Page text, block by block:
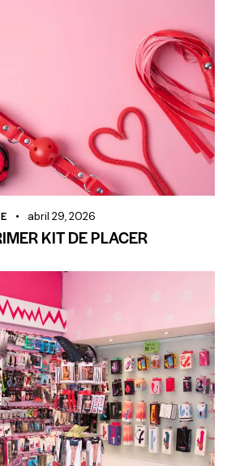
abril 29, 2026
KIT DE PLACER